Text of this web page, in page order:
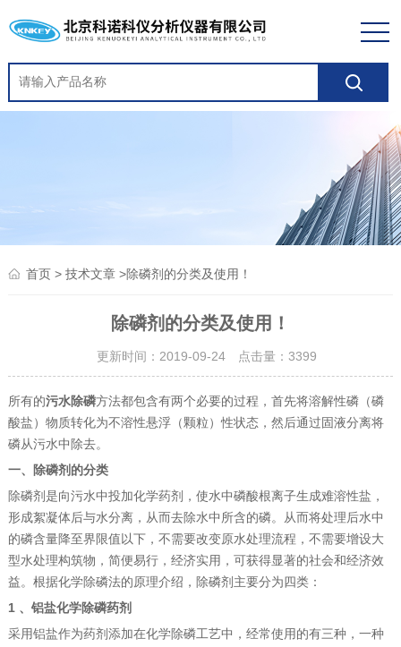
首页> 技术文章>除磷剂的分类及使用！
除磷剂的分类及使用！
更新时间：2019-09-24 点击量： 3399
所有的污水除磷方法都包含有两个必要的过程，首先将溶解性磷（磷
酸盐）物质转化为不溶性悬浮（颗粒）性状态，然后通过固液分离将
磷从污水中除去。
一、除磷剂的分类
除磷剂是向污水中投加化学药剂，使水中磷酸根离子生成难溶性盐，
形成絮凝体后与水分离，从而去除水中所含的磷。从而将处理后水中
的磷含量降至界限值以下，不需要改变原水处理流程，不需要增设大
型水处理构筑物，简便易行，经济实用，可获得显著的社会和经济效
益。根据化学除磷法的原理介绍，除磷剂主要分为四类：
1 、铝盐化学除磷药剂
采用铝盐作为药剂添加在化学除磷工艺中，经常使用的有三种，一种